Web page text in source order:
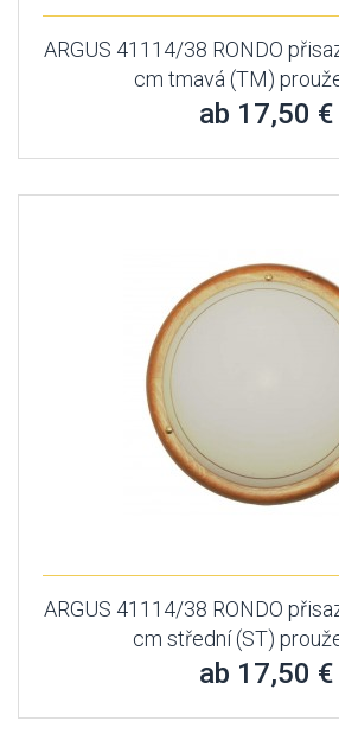
ARGUS 41114/38 RONDO
cm tmavá (TM)
ab 17,50 €
ARGUS 41114/38 RONDO
cm střední (ST)
ab 17,50 €